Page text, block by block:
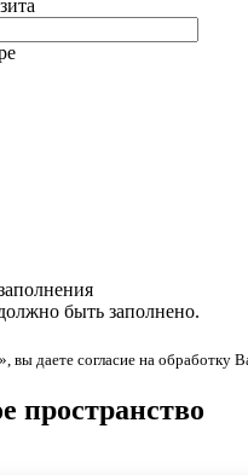
быть заполнено.
вы даете согласие на обработку
пространство